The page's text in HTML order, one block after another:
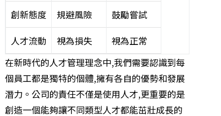
創新態度 規避風險 鼓勵嘗試
人才流動 視為損失
視為正常
在新時代的人才管理理念中,我們需要認識到每
個員工都是獨特的個體,擁有各自的優勢和發展
潛力。公司的責任不僅是使用人才,更重要的是
創造一個能夠讓不同類型人才都能茁壯成長的